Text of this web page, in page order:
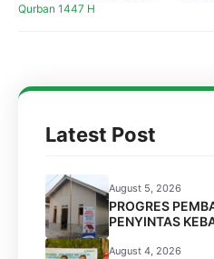
Qurban 1447 H
Latest Post
August 5, 2026
PROGRES
PENYINTAS
PANDEGLANG
August 4, 2026